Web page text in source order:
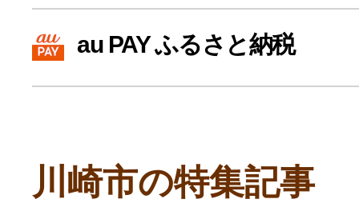
副業・パラレルワーカー
au PAY ふるさと納税
川崎市の特集記事